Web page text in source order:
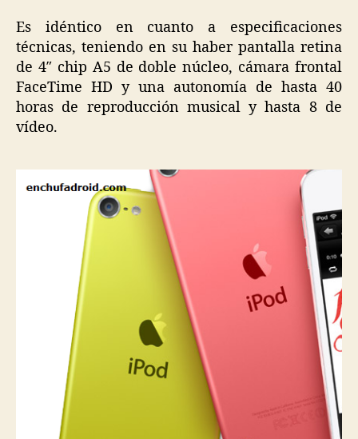
Es idéntico en cuanto a especificaciones
técnicas, teniendo en su haber pantalla retina
de 4″ chip A5 de doble núcleo, cámara frontal
FaceTime HD y una autonomía de hasta 40
horas de reproducción musical y hasta 8 de
vídeo.